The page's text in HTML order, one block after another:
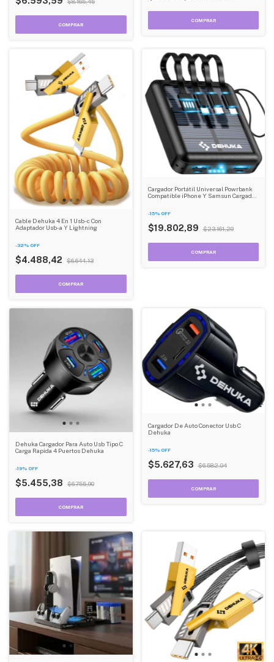
Cable Dehuka 4 En 1 Usb-c Con
Adaptador Usb-a Y Lightning
-32% OFF
$4.488,42 $6.644,13
Cargador Portátil Universal Powrbank
Compatible iPhone Y Samsun Cargador
-15% OFF
$19.802,89 $23.161,29
Dehuka Cargador Para Auto Usb Tipo C
Carga Rapida 4 Puertos Dehuka
-19% OFF
$5.455,38 $6.755,90
Cargador De Auto Conector Usb C
Dehuka
-15% OFF
$5.627,63 $6.582,04